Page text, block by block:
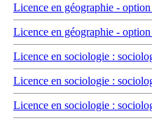
Licence en géographie -
Licence en géographie -
Licence en sociologie :
Licence en sociologie :
Licence en sociologie :